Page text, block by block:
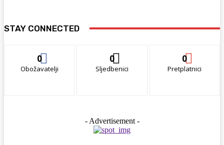
STAY CONNECTED
0
Obožavatelji
0
Sljedbenici
0
Pretplatnici
- Advertisement -